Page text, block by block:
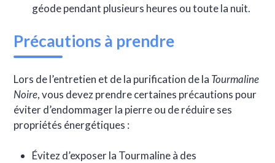
géode pendant plusieurs heures ou toute la nuit.
Précautions à prendre
Lors de l’entretien et de la purification de la Tourmaline
Noire, vous devez prendre certaines précautions pour
éviter d’endommager la pierre ou de réduire ses
propriétés énergétiques :
Évitez d’exposer la Tourmaline à des